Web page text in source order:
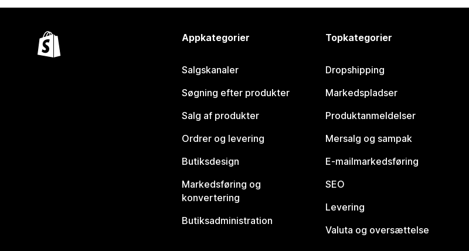
Appkategorier
Salgskanaler
Søgning efter produkter
Salg af produkter
Ordrer og levering
Butiksdesign
Markedsføring og
konvertering
Butiksadministration
Topkategorier
Dropshipping
Markedspladser
Produktanmeldelser
Mersalg og sampak
E-mailmarkedsføring
SEO
Levering
Valuta og oversættelse